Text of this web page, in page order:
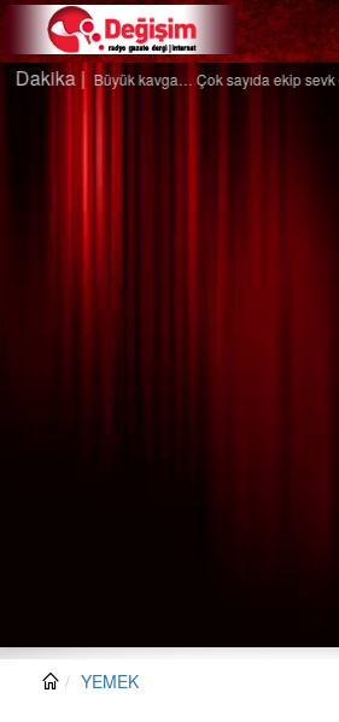
Son Dakika |Ağaçtan düştü…
YEMEK